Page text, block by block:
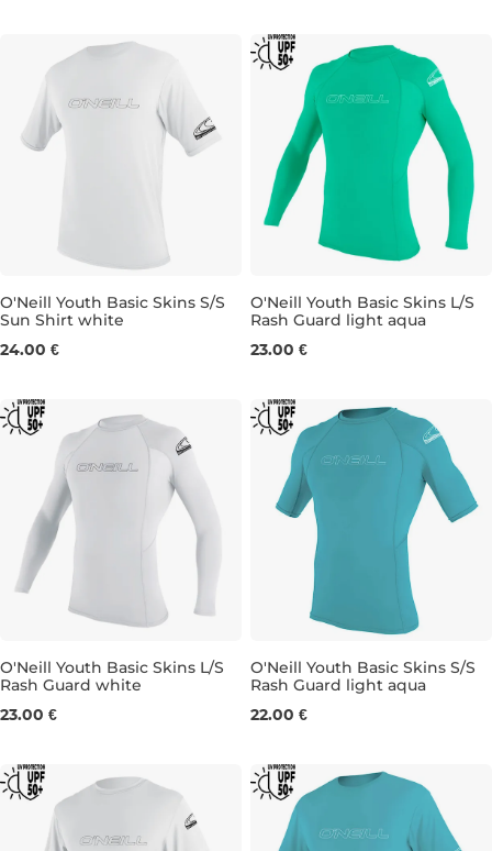
4 8
O'Neill Youth Basic Skins S/S
Sun Shirt white
24.00 € 8 10
O'Neill Youth Basic Skins L/S
Rash Guard light aqua
23.00 €
10 16
O'Neill Youth Basic Skins L/S
Rash Guard white
23.00 € 4 6
O'Neill Youth Basic Skins S/S
Rash Guard light aqua
22.00 €